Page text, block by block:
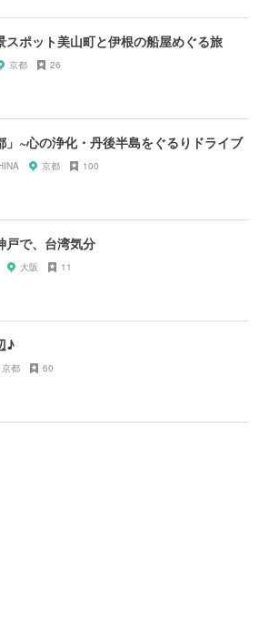
スポット美山町と伊根の船屋めぐる旅
京都 26
」~心の浄化・丹後半島をぐるりドライブ
京都 100
戸で、台湾気分
大阪 11
♪
京都 60